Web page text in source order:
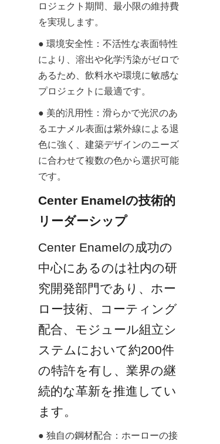
ロジェクト期間、最小限の維持費
を実現します。
● 環境安全性：不活性な表面特性
により、溶出や化学汚染がゼロで
あるため、飲料水や環境に敏感な
プロジェクトに最適です。
● 美的汎用性：滑らかで光沢のあ
るエナメル表面は紫外線による退
色に強く、建築デザインのニーズ
に合わせて複数の色から選択可能
です。
Center Enamelの技術的
リーダーシップ
Center Enamelの成功の
中心にあるのは社内の研
究開発部門であり、ホー
ロー技術、コーティング
配合、モジュール組立シ
ステムにおいて約200件
の特許を有し、業界の継
続的な革新を推進してい
ます。
● 独自の鋼材配合：ホーローの接